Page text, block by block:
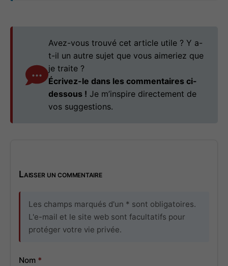
Avez-vous trouvé cet article utile ? Y a-
t-il un autre sujet que vous aimeriez que
je traite ?
Écrivez-le dans les commentaires ci-
dessous ! Je m’inspire directement de
vos suggestions.
Laisser un commentaire
Les champs marqués d'un * sont obligatoires.
L'e-mail et le site web sont facultatifs pour
protéger votre vie privée.
Nom *